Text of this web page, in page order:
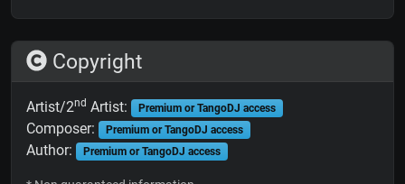
Copyright
Artist/2nd Artist: Premium or TangoDJ access
Composer: Premium or TangoDJ access
Author: Premium or TangoDJ access